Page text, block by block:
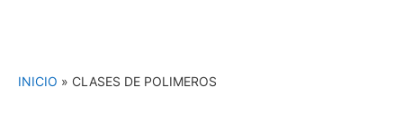
INICIO » CLASES DE POLIMEROS